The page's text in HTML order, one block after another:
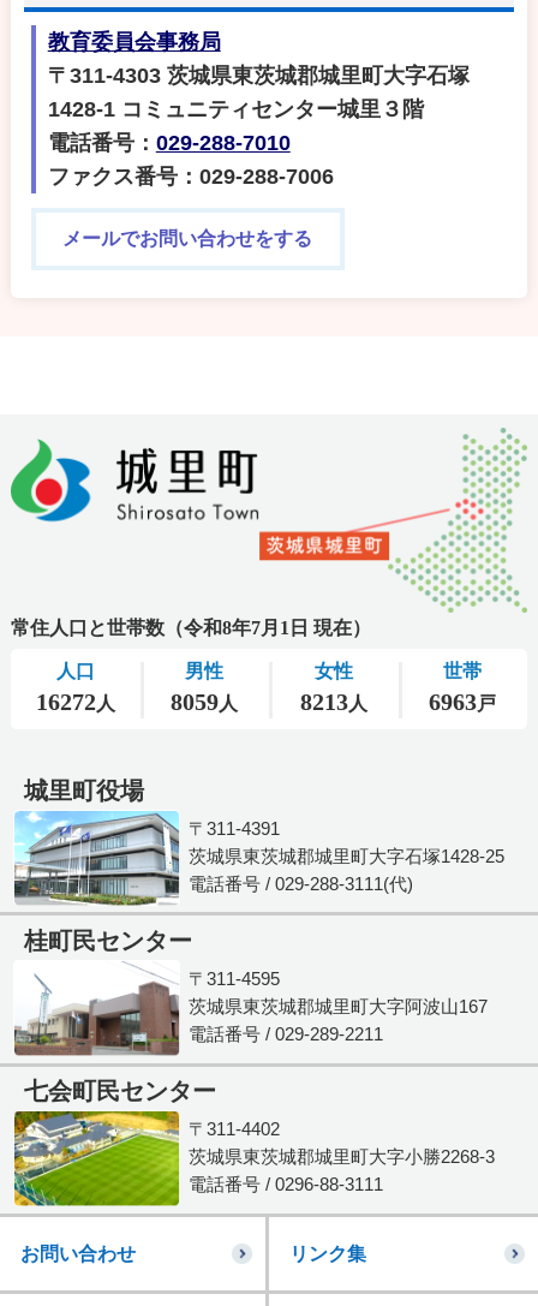
教育委員会事務局
〒311-4303 茨城県東茨城郡城里町大字石塚
1428‐1 コミュニティセンター城里３階
電話番号： 029-288-7010
ファクス番号：029-288-7006
メールでお問い合わせをする
城里町役場
〒311-4391
茨城県東茨城郡城里町大字石塚1428-25
電話番号 / 029-288-3111(代)
桂町民センター
〒311-4595
茨城県東茨城郡城里町大字阿波山167
電話番号 / 029-289-2211
七会町民センター
〒311-4402
茨城県東茨城郡城里町大字小勝2268-3
電話番号 / 0296-88-3111
お問い合わせ リンク集